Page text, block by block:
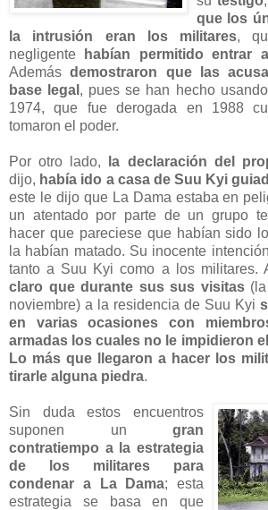
que los
la intrusión eran los militares,
negligente
habían permitido entrar
Ademásdemostraron que las
base legal , pues se han hecho
1974, que fue derogada en 1988
tomaron el poder.
Por otro lado, la declaración del
dijo, había ido a casa de Suu Kyi
este le dijo que La Dama estaba en
un atentado por parte de un grupo
hacer que pareciese que habían sido
la habían matado. Su inocente
tanto a Suu Kyi como a los militares.
claro que durante sus sus visitas
noviembre) a la residencia de Suu Kyi
en varias ocasiones con
armadas los cuales no le impidieron
Lo más que llegaron a hacer los
tirarle alguna piedra.
Sin duda estos encuentros
suponen un gran
contratiempo a la estrategia
de los militares para
condenar a La Dama; esta
estrategia se basa en que